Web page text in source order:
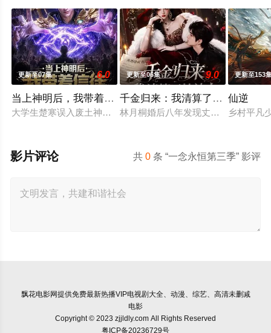
更新至07集 6.0
当上神明后，我带着信徒干翻了废土
大学生楚寒误入废土神选游戏，新手保护期即将结束，他急中
更新至06集 9.0
千金归来：我清算了枕边人
林月桐婚后八年发现丈夫顾明轩联合
更新至153
仙逆
乡村平凡
共0 条 “一念永恒第三季” 影评
影片评论
飘花电影网提供免费最新热播VIP电视剧大全、动漫、综艺、高清未删减
电影
Copyright © 2023 zjjldly.com All Rights Reserved
粤ICP备20236729号